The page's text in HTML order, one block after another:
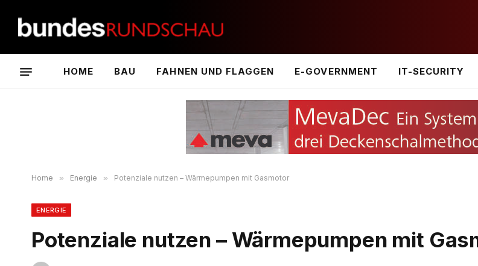
HOME BAU FAHNEN UND FLAGGEN E-GOVERNMENT IT-SECURITY
Home » Energie » Potenziale nutzen – Wärmepumpen mit Gasmotor
ENERGIE
Potenziale nutzen – Wärmepumpen mit